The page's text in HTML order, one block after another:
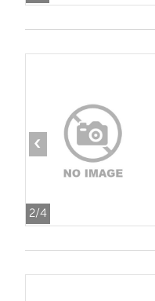
2/4
‹